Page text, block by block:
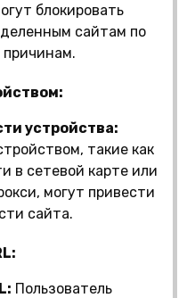
блокировать
сайтам по
устройства:
такие как
в сетевой карте или
могут привести
сайта.
Пользователь